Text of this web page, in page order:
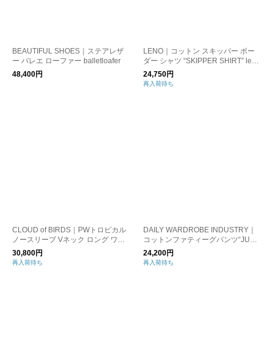
BEAUTIFUL SHOES｜ステアレザ
ー バレエ ローファー balletloafer
48,400円
LENO｜コットン スキッパー ボー
ダー シャツ “SKIPPER SHIRT” leno
-cs023
24,750円
再入荷待ち
CLOUD of BIRDS｜PWトロピカル
ノースリーブ Vネック ロング ワン
ピース co-1183
30,800円
再入荷待ち
DAILY WARDROBE INDUSTRY｜
コットンファティーグパンツ“JUNG
LE FATIGUE 1ST” jungle-fatigue-1s
t
24,200円
再入荷待ち